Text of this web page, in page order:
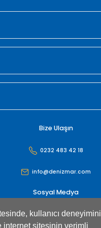
kullanıcı deneyimini
internet sitesinin verimli
Bize Ulaşın
0232 483 42 18
info@denizmar.com
Sosyal Medya